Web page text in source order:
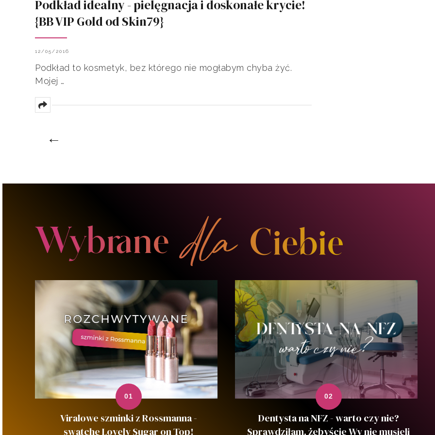
Podkład idealny - pielęgnacja i doskonałe krycie!
{BB VIP Gold od Skin79}
12/05/2016
Podkład to kosmetyk, bez którego nie mogłabym chyba żyć.
Mojej …
←
Viralowe szminki z Rossmanna -
swatche Lovely Sugar on Top!
Dentysta na NFZ - warto czy nie?
Sprawdziłam, żebyście Wy nie musieli